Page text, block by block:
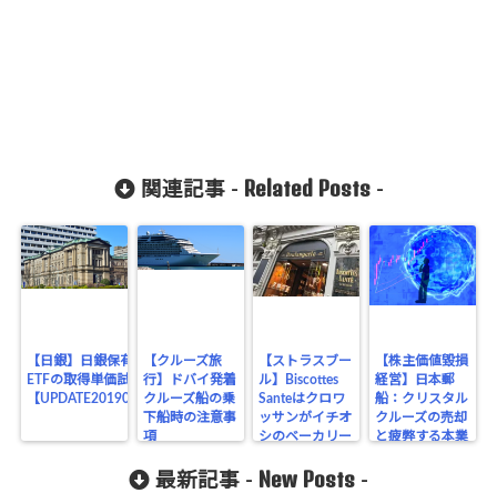
関連記事 - Related Posts-
【日銀】日銀保有の
ETFの取得単価試算
【UPDATE201905】
【クルーズ旅
行】ドバイ発着
クルーズ船の乗
下船時の注意事
項
【ストラスブー
ル】Biscottes
Santeはクロワ
ッサンがイチオ
シのベーカリー
【株主価値毀損
経営】日本郵
船：クリスタル
クルーズの売却
と疲弊する本業
最新記事 - New Posts -